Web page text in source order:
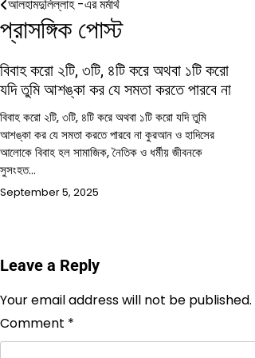
Post
navigation
আলহামদুলিল্লাহ -এর মর্মার্থ
প্রাসঙ্গিক পোস্ট
বিবাহ করো ২টি, ৩টি, ৪টি করে অথবা ১টি করো
যদি তুমি আশঙ্কা কর যে সমতা করতে পারবে না
বিবাহ করো ২টি, ৩টি, ৪টি করে অথবা ১টি করো যদি তুমি
আশঙ্কা কর যে সমতা করতে পারবে না কুরআন ও হাদিসের
আলোকে বিবাহ হল সামাজিক, নৈতিক ও ধর্মীয় জীবনকে
সুসংহত…
September 5, 2025
Leave a Reply
Your email address will not be published.
Comment *